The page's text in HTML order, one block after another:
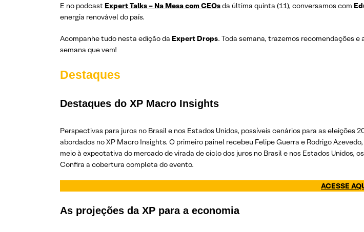
E no podcast Expert Talks – Na Mesa com CEOsda última quinta (11), conversamos com
energia renovável do país.
Acompanhe tudo nesta edição da Expert Drops. Toda semana, trazemos recomendações
semana que vem!
Destaques
Destaques do XP Macro Insights
Perspectivas para juros no Brasil e nos Estados Unidos, possíveis cenários para as
abordados no XP Macro Insights. O primeiro painel recebeu Felipe Guerra e Rodrigo
meio à expectativa do mercado de virada de ciclo dos juros no Brasil e nos Estados
Confira a cobertura completa do evento.
ACESSE
As projeções da XP para a economia